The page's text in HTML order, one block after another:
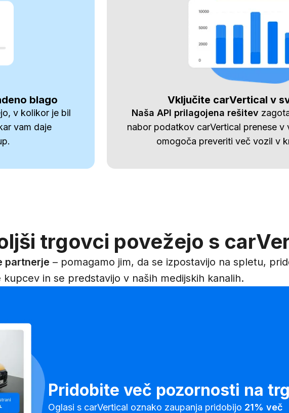
blago
v kolikor je bil
vam daje
Vključite carVertical v
Naša API prilagojena rešitev
nabor podatkov carVertical prenese v
omogoča preveriti več vozil v
trgovci povežejo s
partnerje – pomagamo jim, da se izpostavijo na spletu,
kupcev in se predstavijo v naših medijskih kanalih.
Pridobite več pozornosti na
Oglasi s carVertical oznako zaupanja pridobijo 21% več